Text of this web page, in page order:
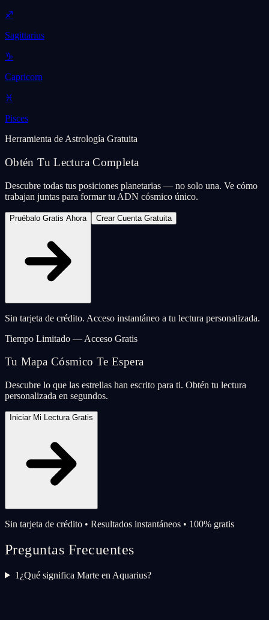
♐
Sagittarius
♑
Capricorn
♓
Pisces
Herramienta de Astrología Gratuita
Obtén Tu Lectura Completa
Descubre todas tus posiciones planetarias — no solo una. Ve cómo
trabajan juntas para formar tu ADN cósmico único.
Pruébalo Gratis Ahora Crear Cuenta Gratuita
Sin tarjeta de crédito. Acceso instantáneo a tu lectura personalizada.
Tiempo Limitado — Acceso Gratis
Tu Mapa Cósmico Te Espera
Descubre lo que las estrellas han escrito para ti. Obtén tu lectura
personalizada en segundos.
Iniciar Mi Lectura Gratis
Sin tarjeta de crédito • Resultados instantáneos • 100% gratis
Preguntas Frecuentes
1 ¿Qué significa Marte en Aquarius?